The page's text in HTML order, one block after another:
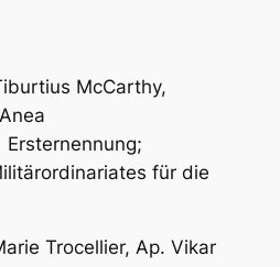
McCarthy,
von Anea
für die
Trocellier, Ap. Vikar